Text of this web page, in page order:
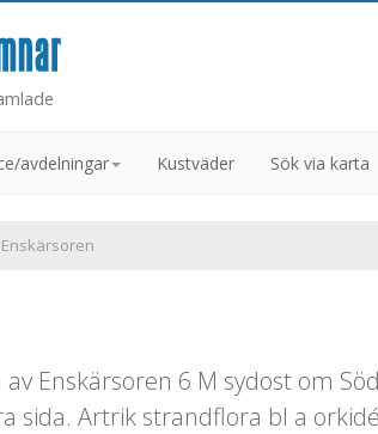
avdelningar Kustväder Sök via karta
Enskärsoren 6 M sydost om
sida. Artrik strandflora bl a